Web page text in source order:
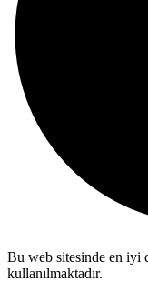
Bu web sitesinde en iyi
kullanılmaktadır.